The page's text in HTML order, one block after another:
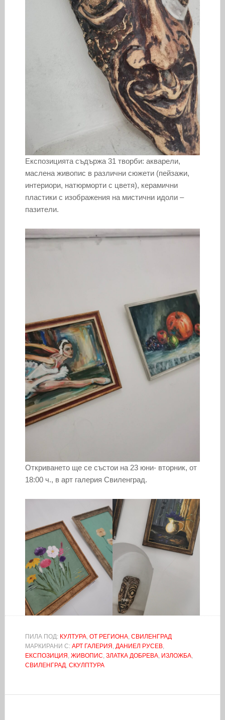
Експозицията съдържа 31 творби: акварели,
маслена живопис в различни сюжети (пейзажи,
интериори, натюрморти с цветя), керамични
пластики с изображения на мистични идоли –
пазители.
Откриването ще се състои на 23 юни- вторник, от
18:00 ч., в арт галерия Свиленград.
ПИЛА ПОД: КУЛТУРА, ОТ РЕГИОНА, СВИЛЕНГРАД
МАРКИРАНИ С: АРТ ГАЛЕРИЯ , ДАНИЕЛ РУСЕВ,
ЕКСПОЗИЦИЯ , ЖИВОПИС, ЗЛАТКА ДОБРЕВА, ИЗЛОЖБА,
СВИЛЕНГРАД, СКУЛПТУРА